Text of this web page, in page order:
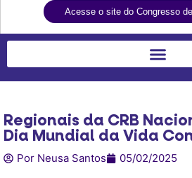
Acesse o site do Congresso
Regionais da CRB
Dia Mundial da Vida
Por Neusa Santos 05/02/2025